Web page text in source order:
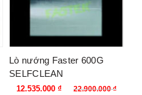
Lò nướng Faster 600G
SELFCLEAN
22.900.000₫
Giá
12.535.000 ₫
Giá